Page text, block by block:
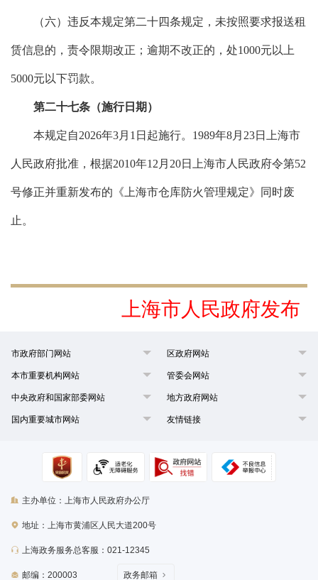
（六）违反本规定第二十四条规定，未按照要求报送租
赁信息的，责令限期改正；逾期不改正的，处1000元以上
5000元以下罚款。
第二十七条（施行日期）
本规定自2026年3月1日起施行。1989年8月23日上海市
人民政府批准，根据2010年12月20日上海市人民政府令第52
号修正并重新发布的《上海市仓库防火管理规定》同时废
止。
上海市人民政府发布
市政府部门网站 区政府网站
本市重要机构网站 管委会网站
中央政府和国家部委网站 地方政府网站
国内重要城市网站 友情链接
主办单位：上海市人民政府办公厅
地址：上海市黄浦区人民大道200号
上海政务服务总客服：021-12345
邮编：200003 政务邮箱